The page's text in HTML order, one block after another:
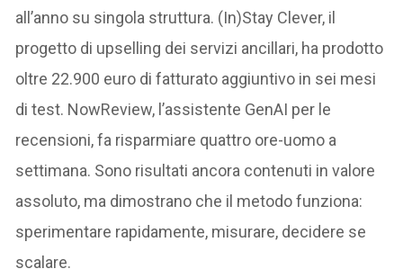
all’anno su singola struttura. (In)Stay Clever, il
progetto di upselling dei servizi ancillari, ha prodotto
oltre 22.900 euro di fatturato aggiuntivo in sei mesi
di test. NowReview, l’assistente GenAI per le
recensioni, fa risparmiare quattro ore-uomo a
settimana. Sono risultati ancora contenuti in valore
assoluto, ma dimostrano che il metodo funziona:
sperimentare rapidamente, misurare, decidere se
scalare.